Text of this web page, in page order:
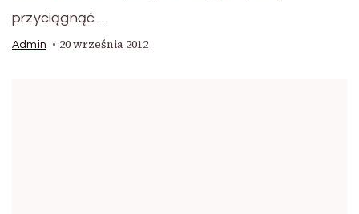
przyciągnąć …
Admin 20 września 2012